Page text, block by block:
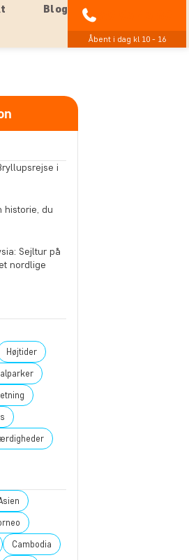
Blog
Åbent i dag kl 10 - 16
i
historie, du
Sejltur på
nordlige
Højtider
Cambodia